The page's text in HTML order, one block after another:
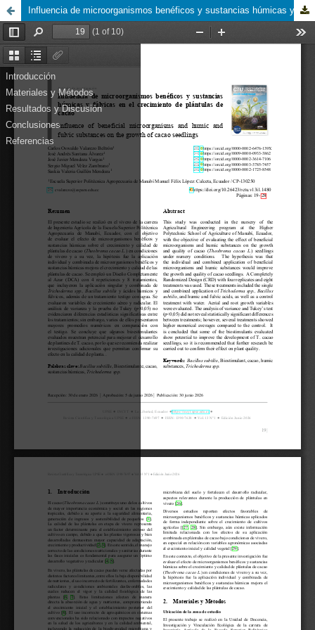
Influencia de microorganismos benéficos y sustancias húmicas y fúlvicas en el crecimiento de plántulas de cacao